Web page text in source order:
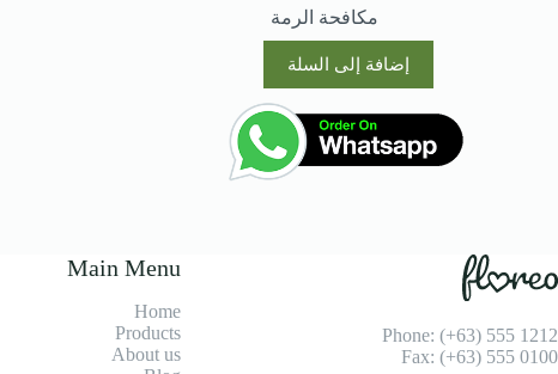
الأصلي
هو:
الحالي
هو:
مكافحة الرمة
إضافة إلى السلة
Phone: (+63) 555 1212
Fax: (+63) 555 0100
Main Menu
Home
Products
About us